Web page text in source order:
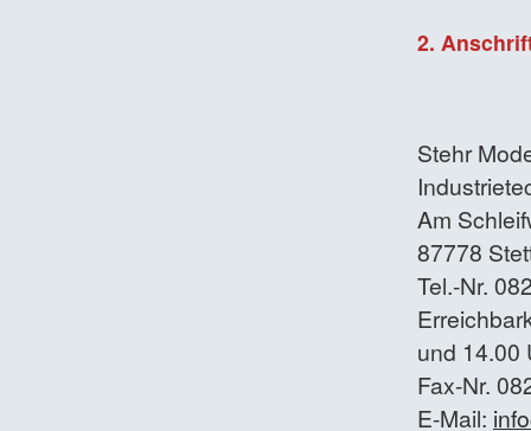
2.
Stehr
Am
87778
Tel.-Nr.
und 14.00
Fax-Nr.
E-Mail: